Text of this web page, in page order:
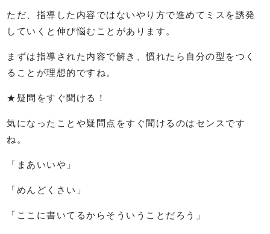
ただ、指導した内容ではないやり方で進めてミスを誘発
していくと伸び悩むことがあります。
まずは指導された内容で解き、慣れたら自分の型をつく
ることが理想的ですね。
★疑問をすぐ聞ける！
気になったことや疑問点をすぐ聞けるのはセンスです
ね。
「まあいいや」
「めんどくさい」
「ここに書いてるからそういうことだろう」